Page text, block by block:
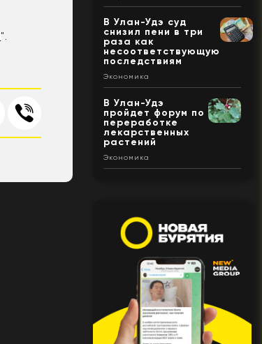
".
В Улан-Удэ суд
снизил пени в три
раза как
несоответствующую
последствиям
Экономика
В Улан-Удэ
пройдет форум по
переработке
лекарственных
растений
Экономика